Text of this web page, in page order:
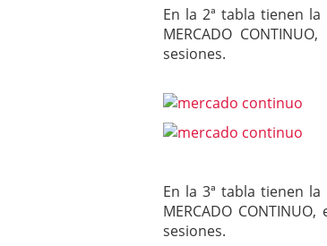
En la 2ª tabla tienen
MERCADO
sesiones.
En la 3ª tabla tienen
MERCADO
sesiones.